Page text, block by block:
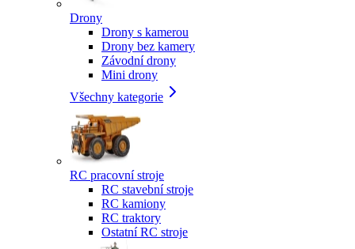
Drony
Drony s kamerou
Drony bez kamery
Závodní drony
Mini drony
Všechny kategorie
RC pracovní stroje
RC stavební stroje
RC kamiony
RC traktory
Ostatní RC stroje